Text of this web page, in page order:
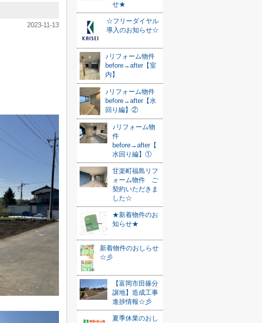
2023-11-13
せ★
☆フリーダイヤル
導入のお知らせ☆
♪リフォーム物件
before→after【室
内】
♪リフォーム物件
before→after【水
回り編】②
♪リフォーム物
件
before→after【
水回り編】①
甘楽町福島リフ
ォーム物件 ご
契約いただきま
した☆
★新着物件のお
知らせ★
新着物件のおしらせ
☆彡
【富岡市田篠分
譲地】造成工事
進捗情報☆彡
夏季休業のおし